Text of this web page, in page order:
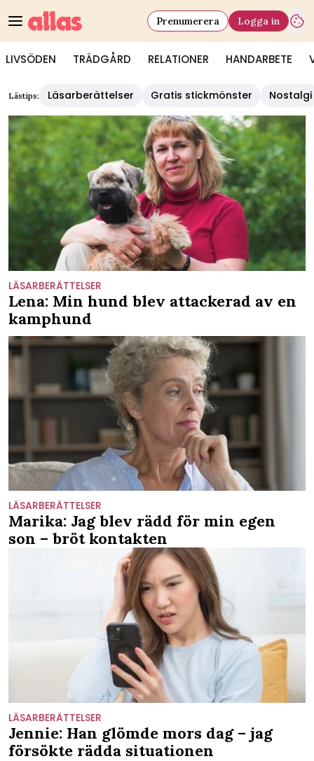
LIVSÖDEN TRÄDGÅRD RELATIONER HANDARBETE
Prenumerera Logga in
Lästips: Läsarberättelser Gratis stickmönster Nostalgi
LÄSARBERÄTTELSER
Lena: Min hund blev attackerad av en
kamphund
LÄSARBERÄTTELSER
Marika: Jag blev rädd för min egen
son – bröt kontakten
LÄSARBERÄTTELSER
Jennie: Han glömde mors dag – jag
försökte rädda situationen